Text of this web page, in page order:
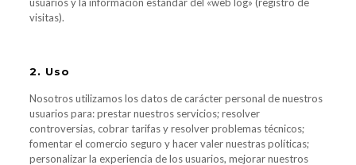
visitas).
2. Uso
Nosotros utilizamos los datos de carácter personal de nuestros
usuarios para: prestar nuestros servicios; resolver
controversias, cobrar tarifas y resolver problemas técnicos;
fomentar el comercio seguro y hacer valer nuestras políticas;
personalizar la experiencia de los usuarios, mejorar nuestros